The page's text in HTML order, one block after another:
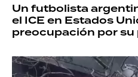
Un futbolista
el ICE en Estados
preocupación por su